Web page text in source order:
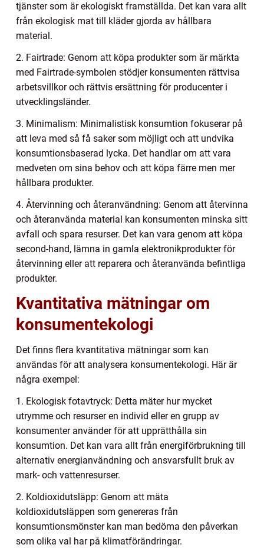
tjänster som är ekologiskt framställda. Det kan vara allt
från ekologisk mat till kläder gjorda av hållbara
material.
2. Fairtrade: Genom att köpa produkter som är märkta
med Fairtrade-symbolen stödjer konsumenten rättvisa
arbetsvillkor och rättvis ersättning för producenter i
utvecklingsländer.
3. Minimalism: Minimalistisk konsumtion fokuserar på
att leva med så få saker som möjligt och att undvika
konsumtionsbaserad lycka. Det handlar om att vara
medveten om sina behov och att köpa färre men mer
hållbara produkter.
4. Återvinning och återanvändning: Genom att återvinna
och återanvända material kan konsumenten minska sitt
avfall och spara resurser. Det kan vara genom att köpa
second-hand, lämna in gamla elektronikprodukter för
återvinning eller att reparera och återanvända befintliga
produkter.
Kvantitativa mätningar om
konsumentekologi
Det finns flera kvantitativa mätningar som kan
användas för att analysera konsumentekologi. Här är
några exempel:
1. Ekologisk fotavtryck: Detta mäter hur mycket
utrymme och resurser en individ eller en grupp av
konsumenter använder för att upprätthålla sin
konsumtion. Det kan vara allt från energiförbrukning till
alternativ energianvändning och ansvarsfullt bruk av
mark- och vattenresurser.
2. Koldioxidutsläpp: Genom att mäta
koldioxidutsläppen som genereras från
konsumtionsmönster kan man bedöma den påverkan
som olika val har på klimatförändringar.